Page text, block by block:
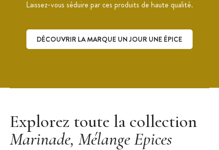
Laissez-vous séduire par ces produits de haute qualité.
DÉCOUVRIR LA MARQUE UN JOUR UNE ÉPICE
Explorez toute la collection
Marinade, Mélange Epices